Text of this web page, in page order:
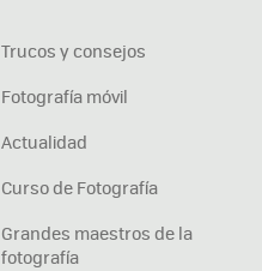
Trucos y consejos
Fotografía móvil
Actualidad
Curso de Fotografía
Grandes maestros de la
fotografía